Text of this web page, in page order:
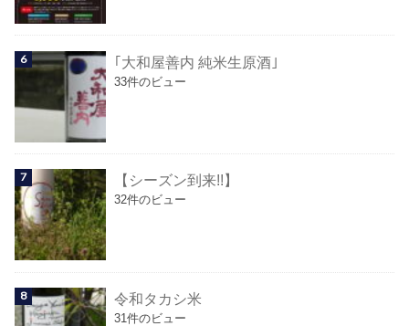
｢大和屋善内 純米生原酒｣
33件のビュー
【シーズン到来!!】
32件のビュー
令和タカシ米
31件のビュー